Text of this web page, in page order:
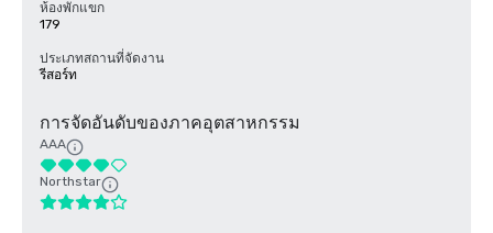
ห้องพักแขก
179
ประเภทสถานที่จัดงาน
รีสอร์ท
การจัดอันดับของภาคอุตสาหกรรม
AAA
Northstar